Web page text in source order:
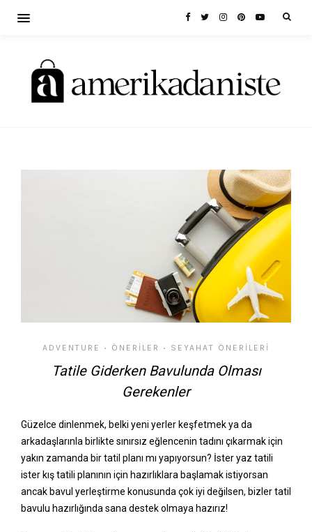
ADVENTURE • ÖNERILER • SEYAHAT ÖNERILERI
Tatile Giderken Bavulunda Olması
Gerekenler
Güzelce dinlenmek, belki yeni yerler keşfetmek ya da
arkadaşlarınla birlikte sınırsız eğlencenin tadını çıkarmak için
yakın zamanda bir tatil planı mı yapıyorsun? İster yaz tatili
ister kış tatili planının için hazırlıklara başlamak istiyorsan
ancak bavul yerleştirme konusunda çok iyi değilsen, bizler tatil
bavulu hazırlığında sana destek olmaya hazırız!